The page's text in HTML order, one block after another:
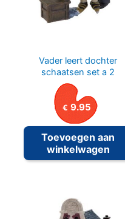
Vader leert dochter
schaatsen set a 2
€ 9.95
Toevoegen aan
winkelwagen